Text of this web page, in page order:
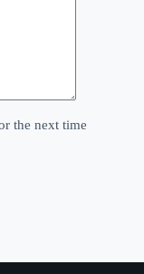
the next time